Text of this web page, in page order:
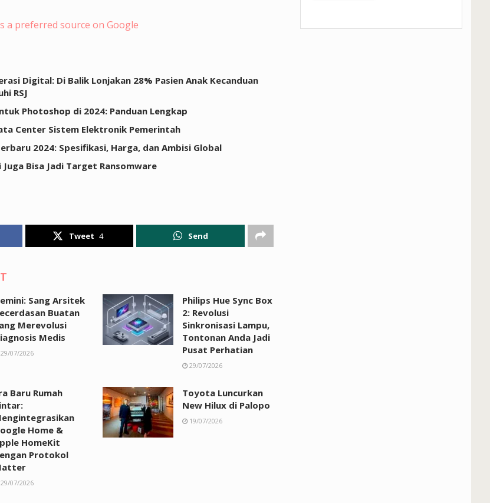
a preferred source on Google
Digital: Di Balik Lonjakan 28% Pasien Anak Kecanduan
RSJ
Photoshop di 2024: Panduan Lengkap
Center Sistem Elektronik Pemerintah
2024: Spesifikasi, Harga, dan Ambisi Global
Bisa Jadi Target Ransomware
Tweet 4 Send
Sang Arsitek
Buatan
Merevolusi
Medis
07/2026
Philips Hue Sync Box
2: Revolusi
Sinkronisasi Lampu,
Tontonan Anda Jadi
Pusat Perhatian
29/07/2026
Baru Rumah
Home &
HomeKit
Protokol
07/2026
Toyota Luncurkan
New Hilux di Palopo
19/07/2026